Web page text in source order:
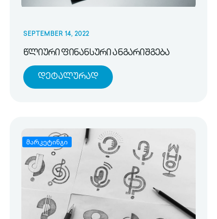
SEPTEMBER 14, 2022
წლიური ფინანსური ანგარიშგება
Დეტალურად
მარკეტინგი